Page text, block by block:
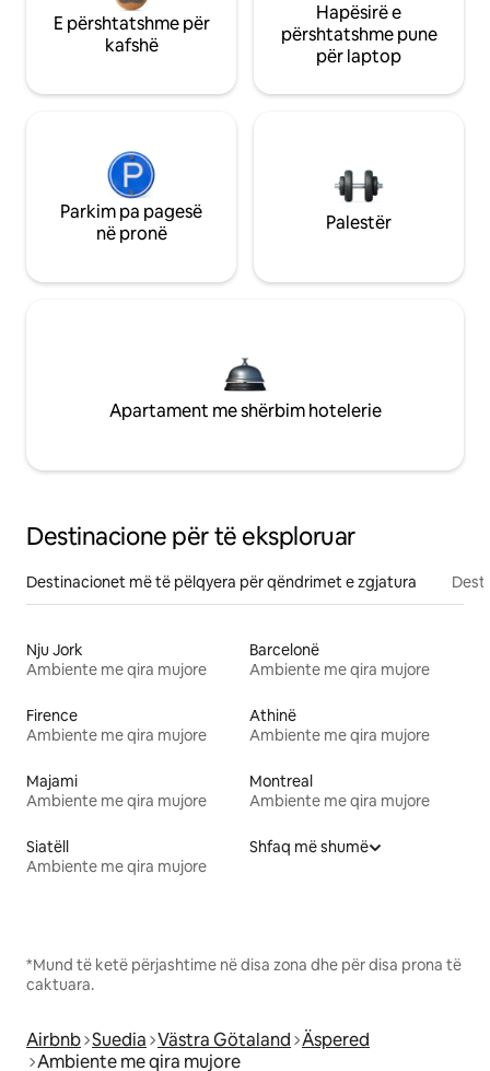
E përshtatshme për
kafshë
Hapësirë e
përshtatshme pune
për laptop
Parkim pa pagesë
në pronë
Palestër
Apartament me shërbim hotelerie
Destinacione për të eksploruar
Destinacionet më të pëlqyera për qëndrimet e zgjatura
Nju Jork
Ambiente me qira mujore
Barcelonë
Ambiente me qira mujore
Firence
Ambiente me qira mujore
Athinë
Ambiente me qira mujore
Majami
Ambiente me qira mujore
Montreal
Ambiente me qira mujore
Siatëll
Ambiente me qira mujore
Shfaq më shumë
*Mund të ketë përjashtime në disa zona dhe për disa prona të
caktuara.
Airbnb Suedia Västra Götaland Äspered
Ambiente me qira mujore